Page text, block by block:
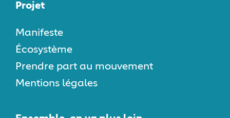
Projet
Manifeste
Écosystème
Prendre part au mouvement
Mentions légales